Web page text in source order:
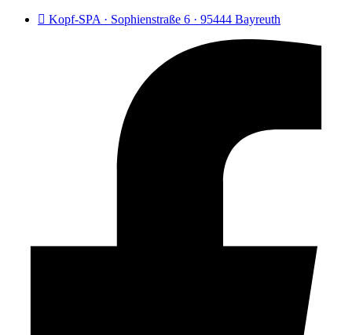
Kopf-SPA · Sophienstraße 6 · 95444 Bayreuth